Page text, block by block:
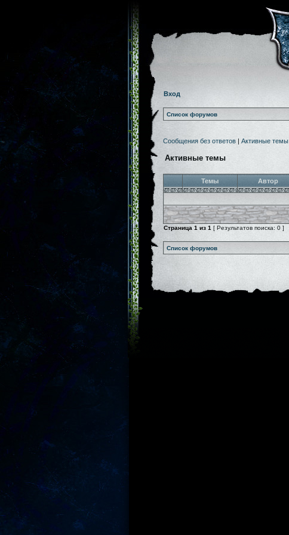
Вход
Список форумов
Сообщения без ответов | Активные темы
Активные темы
Темы Автор
Страница 1 из 1 [ Результатов поиска: 0 ]
Список форумов